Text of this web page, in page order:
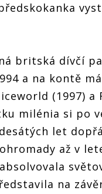
britská dívčí
a na kontě
(1997) a
milénia si po
let
až v
na